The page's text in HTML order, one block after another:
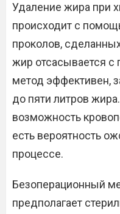
Удаление жира при
происходит с
проколов,
жир отсасывается
метод эффективен,
до пяти литров
возможность
есть вероятность
процессе.
Безоперационный
предполагает